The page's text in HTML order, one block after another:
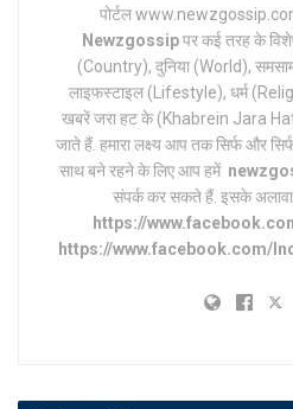
पोर्टल
Newzgossipपर कई तरह के
(Country), दुनिया (World),
लाइफस्टाइल (Lifestyle), धर्म
खबरें जरा हट के (Khabrein Jara
जाते हैं. हमारा लक्ष्य आप तक सिर्फ और
साथ बने रहने के लिए आप हमें
संपर्क कर सकते हैं. इसके
https://
https://www.facebook.com/